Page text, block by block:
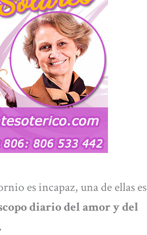
es incapaz, una de ellas es
diario del amor y del